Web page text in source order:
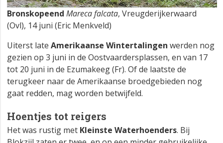
Bronskopeend Mareca falcata, Vreugderijkerwaard
(Ovl), 14 juni (Eric Menkveld)
Uiterst late Amerikaanse Wintertalingen werden nog
gezien op 3 juni in de Oostvaardersplassen, en van 17
tot 20 juni in de Ezumakeeg (Fr). Of de laatste de
terugkeer naar de Amerikaanse broedgebieden nog
gaat redden, mag worden betwijfeld.
Hoentjes tot reigers
Het was rustig met Kleinste Waterhoenders. Bij